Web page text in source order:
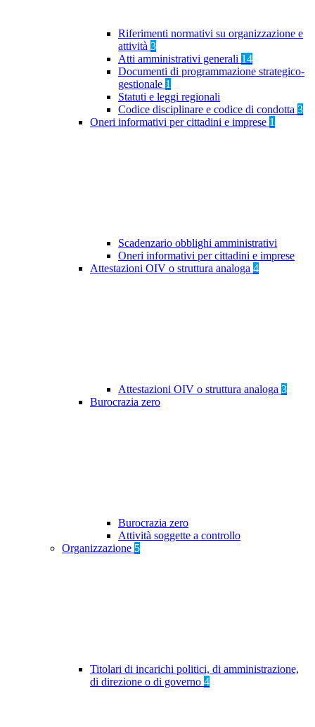
Riferimenti normativi su organizzazione e
attività 3
Atti amministrativi generali 14
Documenti di programmazione strategico-
gestionale 1
Statuti e leggi regionali
Codice disciplinare e codice di condotta 3
Oneri informativi per cittadini e imprese 1
Scadenzario obblighi amministrativi
Oneri informativi per cittadini e imprese
Attestazioni OIV o struttura analoga 4
Attestazioni OIV o struttura analoga 3
Burocrazia zero
Burocrazia zero
Attività soggette a controllo
Organizzazione 5
Titolari di incarichi politici, di amministrazione,
di direzione o di governo 4